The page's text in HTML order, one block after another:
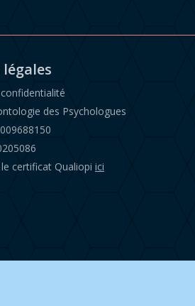
des Psychologues
certificat Qualiopi ici